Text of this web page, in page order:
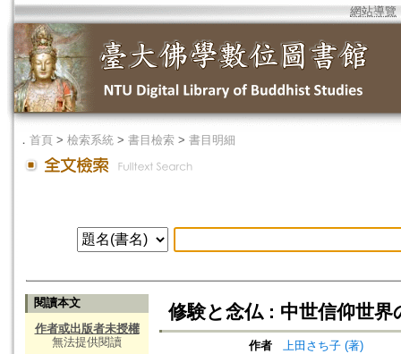
網站導覽
． 首頁 > 檢索系統 > 書目檢索 > 書目明細
閱讀本文
作者或出版者未授權
無法提供閱讀
修験と念仏 : 中世信仰世界
作者
上田さち子 (著)